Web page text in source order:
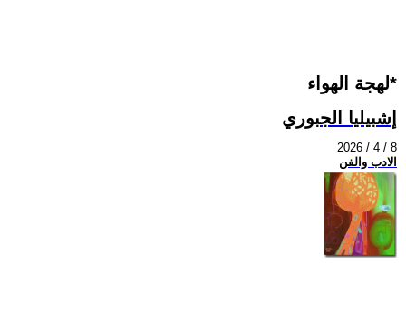
لهجة الهواء*
إشبيليا الجبوري
2026 / 4 / 8
الادب والفن